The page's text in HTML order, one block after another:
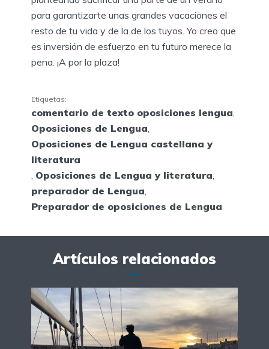
para garantizarte unas grandes vacaciones el
resto de tu vida y de la de los tuyos. Yo creo que
es inversión de esfuerzo en tu futuro merece la
pena. ¡A por la plaza!
Etiquetas:
comentario de texto oposiciones lengua
Oposiciones de Lengua
Oposiciones de Lengua castellana y
literatura
Oposiciones de Lengua y literatura
preparador de Lengua
Preparador de oposiciones de Lengua
Artículos relacionados